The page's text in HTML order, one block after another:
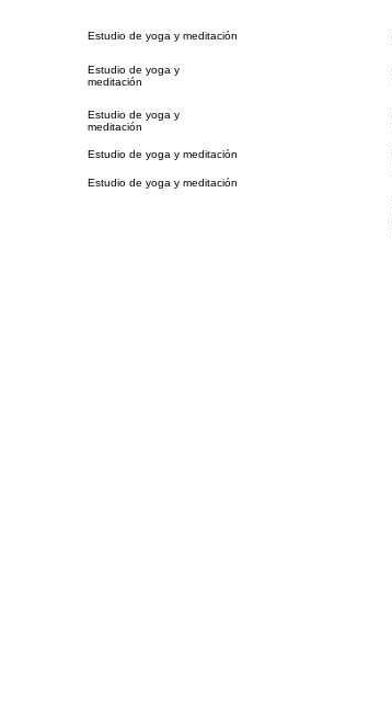
Estudio de yoga y meditación
Estudio de yoga y
meditación
Estudio de yoga y
meditación
Estudio de yoga y meditación
Estudio de yoga y meditación